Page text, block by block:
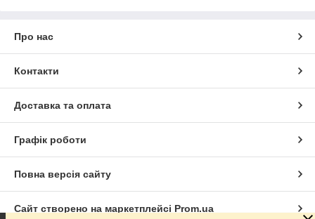
Про нас
Контакти
Доставка та оплата
Графік роботи
Повна версія сайту
Сайт створено на маркетплейсі Prom.ua